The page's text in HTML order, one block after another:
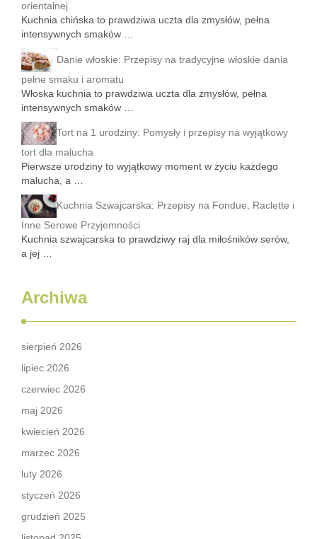
orientalnej
Kuchnia chińska to prawdziwa uczta dla zmysłów, pełna
intensywnych smaków …
Danie włoskie: Przepisy na tradycyjne włoskie dania
pełne smaku i aromatu
Włoska kuchnia to prawdziwa uczta dla zmysłów, pełna
intensywnych smaków …
Tort na 1 urodziny: Pomysły i przepisy na wyjątkowy
tort dla malucha
Pierwsze urodziny to wyjątkowy moment w życiu każdego
malucha, a …
Kuchnia Szwajcarska: Przepisy na Fondue, Raclette i
Inne Serowe Przyjemności
Kuchnia szwajcarska to prawdziwy raj dla miłośników serów,
a jej …
Archiwa
sierpień 2026
lipiec 2026
czerwiec 2026
maj 2026
kwiecień 2026
marzec 2026
luty 2026
styczeń 2026
grudzień 2025